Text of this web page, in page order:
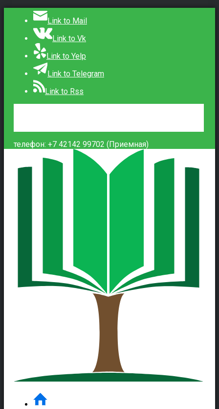
Link to Mail
Link to Vk
Link to Yelp
Link to Telegram
Link to Rss
телефон: +7 42142 99702 (Приемная)